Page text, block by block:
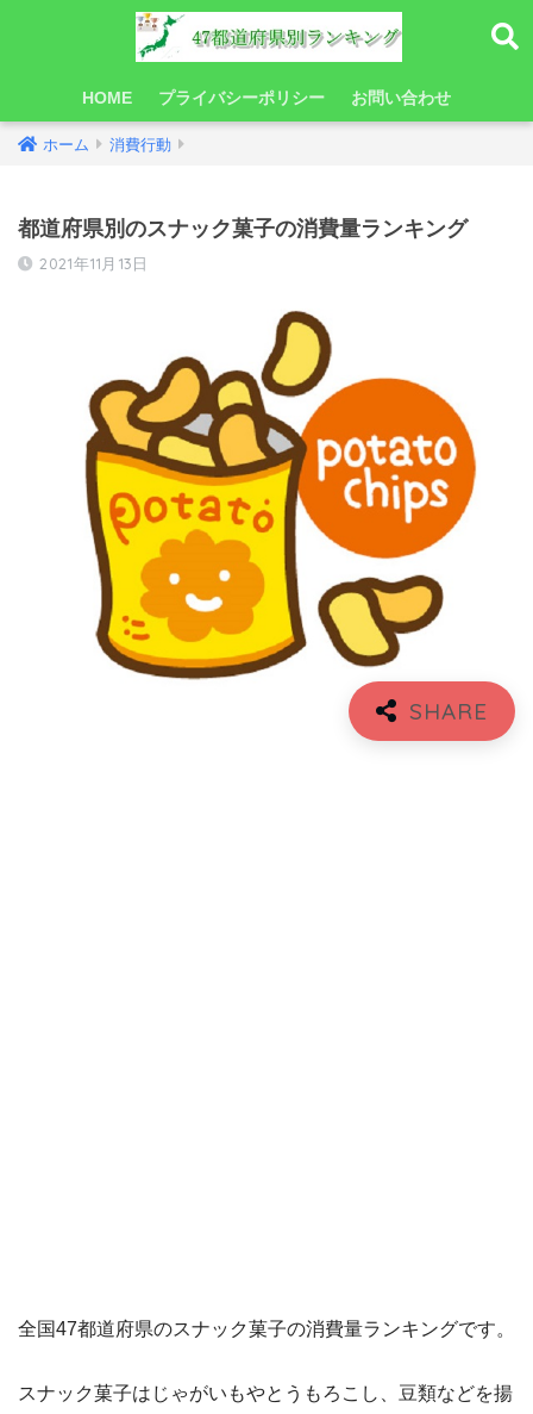
HOME プライバシーポリシー お問い合わせ
ホーム 消費行動
都道府県別のスナック菓子の消費量ランキング
2021年11月13日
全国47都道府県のスナック菓子の消費量ランキングです。
スナック菓子はじゃがいもやとうもろこし、豆類などを揚